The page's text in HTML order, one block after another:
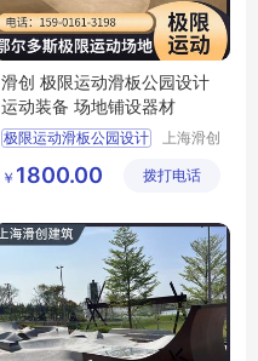
滑创 极限运动滑板公园设计
运动装备 场地铺设器材
极限运动滑板公园设计
滑板公园设计
上海滑创
工程有限
￥ 1800.00 拨打电话